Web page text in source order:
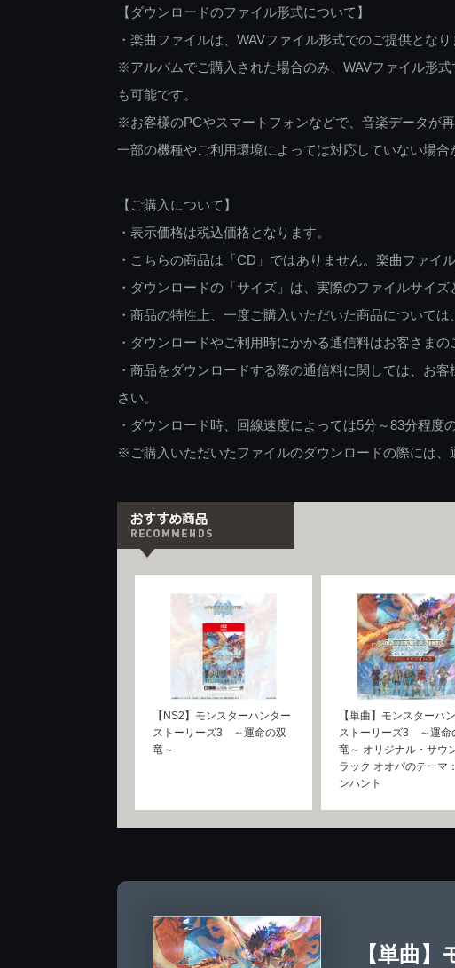
【ダウンロードのファイル形式について】
・楽曲ファイルは、WAVファイル形式でのご提供となり
※アルバムでご購入された場合のみ、WAVファイル形
も可能です。
※お客様のPCやスマートフォンなどで、音楽データが
一部の機種やご利用環境によっては対応していない場合
【ご購入について】
・表示価格は税込価格となります。
・こちらの商品は「CD」ではありません。楽曲ファイ
・ダウンロードの「サイズ」は、実際のファイルサイズ
・商品の特性上、一度ご購入いただいた商品について
・ダウンロードやご利用時にかかる通信料はお客さまの
・商品をダウンロードする際の通信料に関しては、お
さい。
・ダウンロード時、回線速度によっては5分～83分程度
※ご購入いただいたファイルのダウンロードの際には、
【NS2】モンスターハンター
ストーリーズ3 ～運命の双
竜～
【単曲】モンスターハ
ストーリーズ3 ～運命
竜～ オリジナル・サウ
ラック オオパのテーマ
ンハント
【単曲